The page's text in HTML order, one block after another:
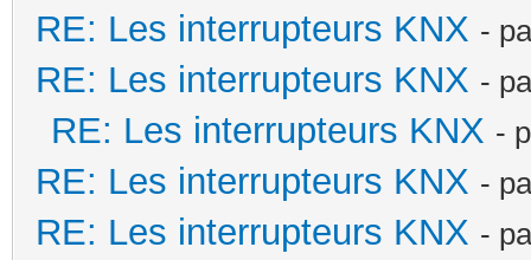
RE: Les interrupteurs KNX -
RE: Les interrupteurs KNX -
RE: Les interrupteurs KNX -
RE: Les interrupteurs KNX -
RE: Les interrupteurs KNX -